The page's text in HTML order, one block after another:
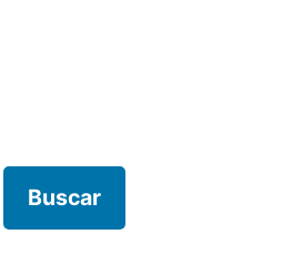
Buscar